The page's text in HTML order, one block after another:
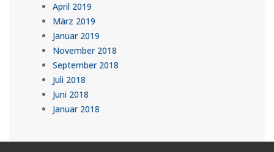
April 2019
März 2019
Januar 2019
November 2018
September 2018
Juli 2018
Juni 2018
Januar 2018